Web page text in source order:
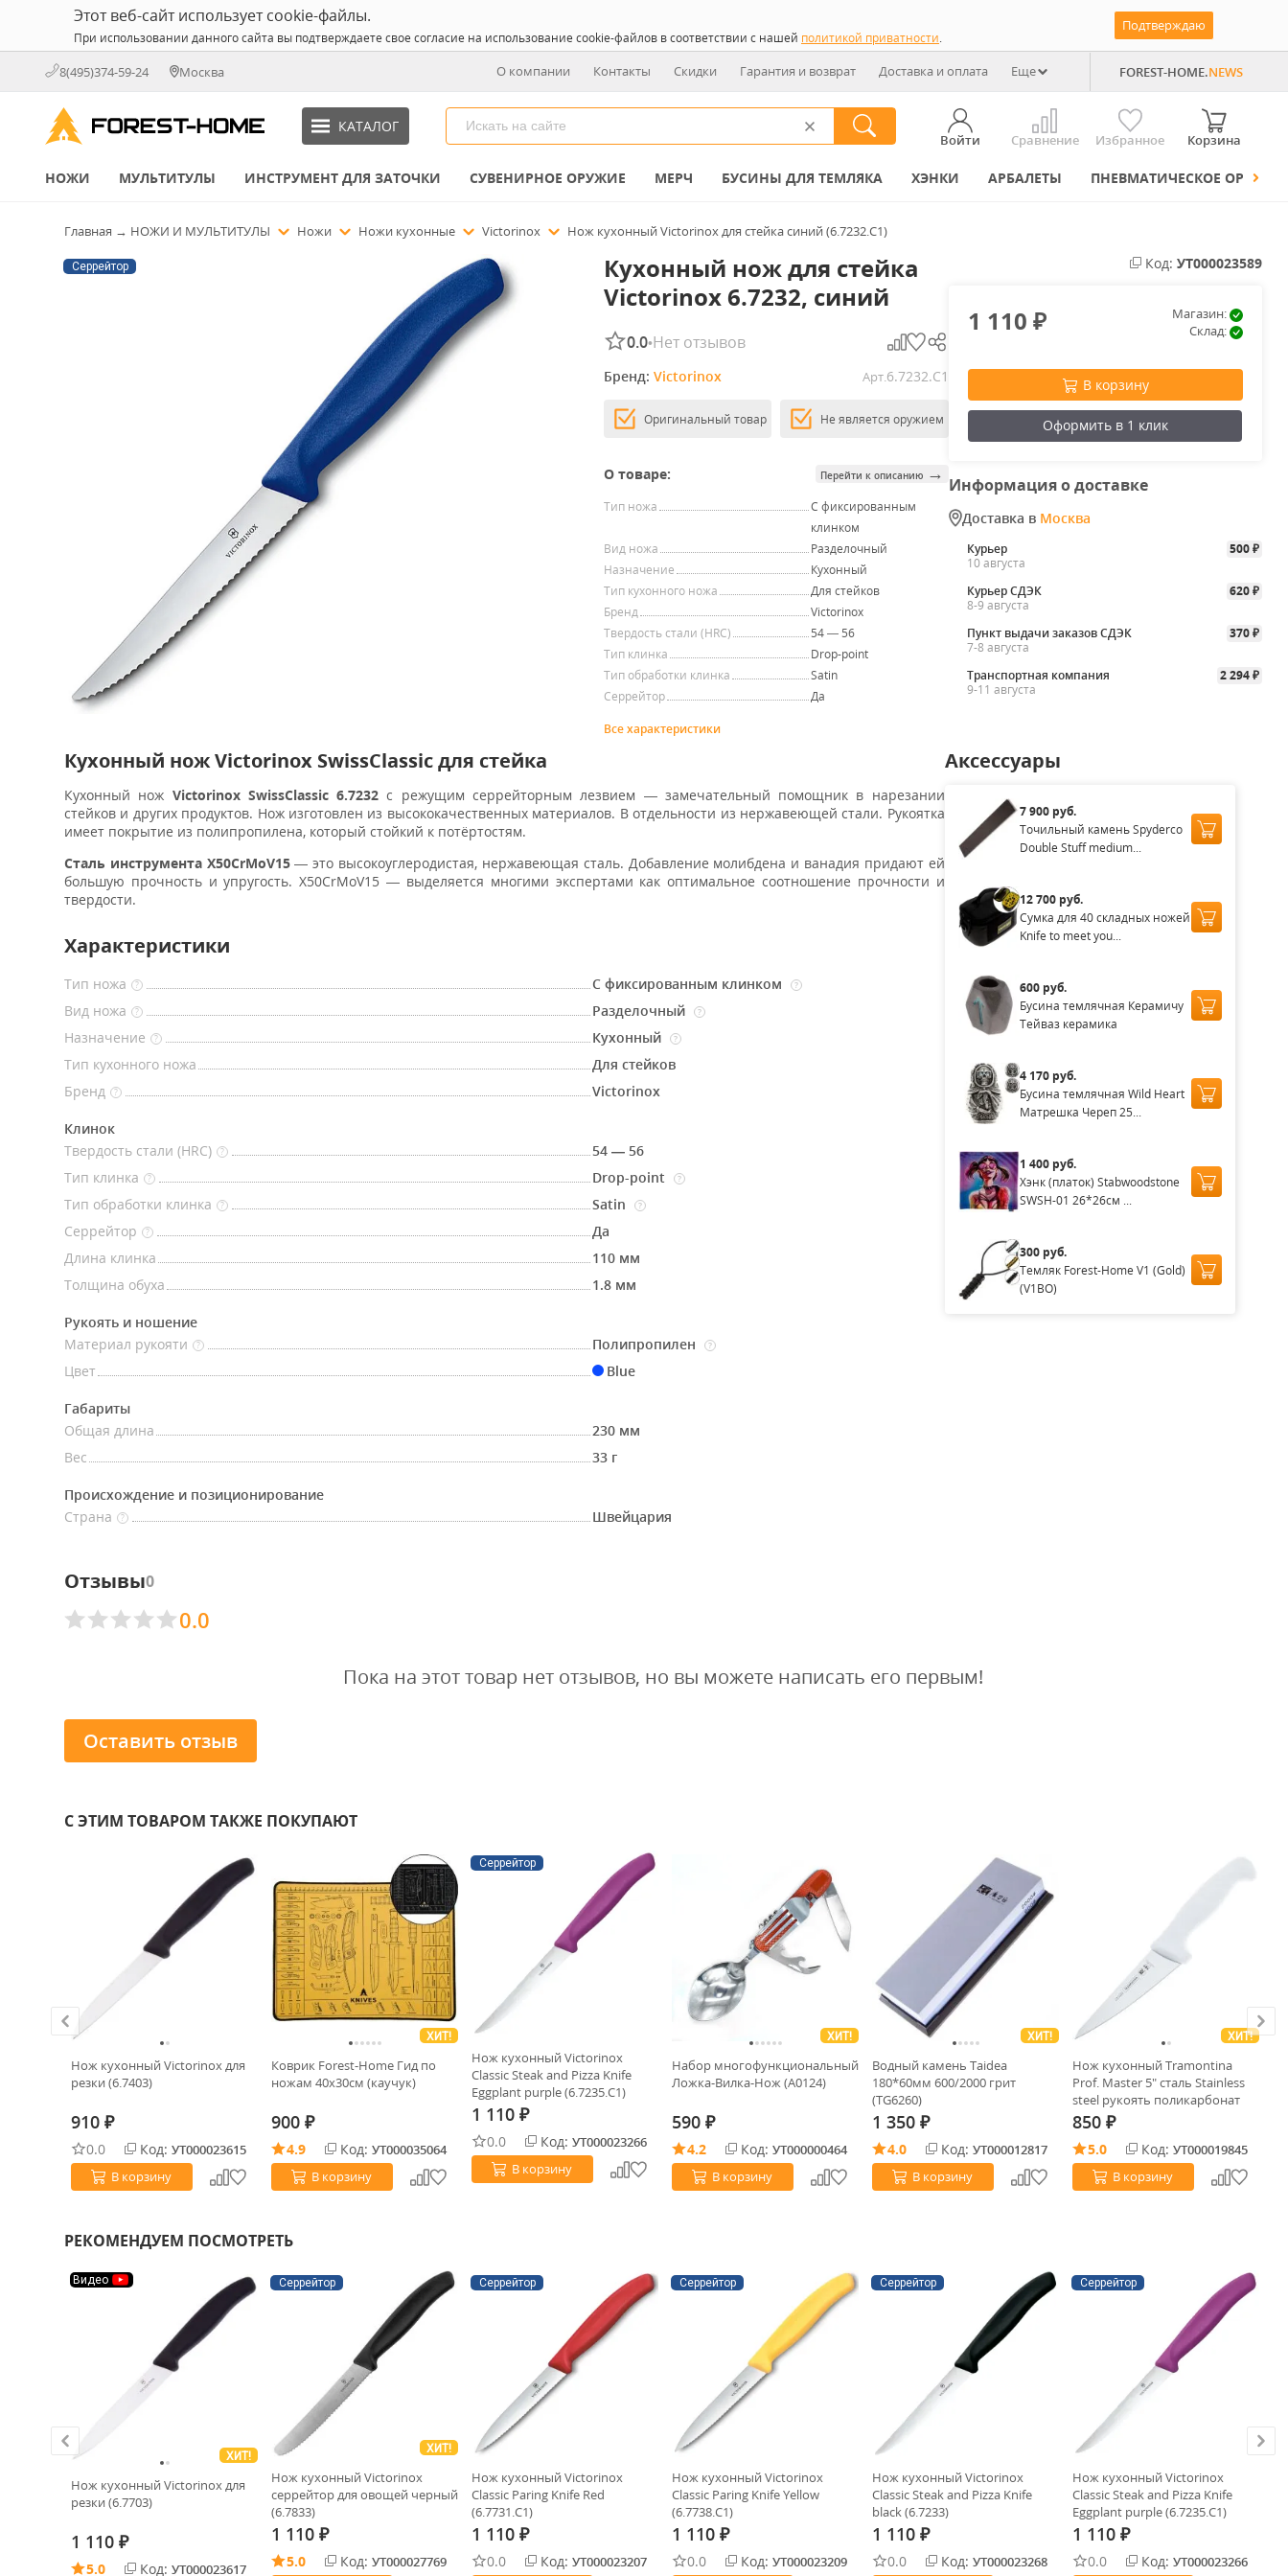
Этот веб-сайт использует cookie-файлы.
При использовании данного сайта вы подтверждаете свое согласие на использование cookie-файлов в соответствии с нашей политикой приватности.
Подтверждаю
8(495)374-59-24 Москва О компании Контакты Скидки Гарантия и возврат Доставка и оплата Еще FOREST-HOME.NEWS
КАТАЛОГ
Войти Сравнение Избранное Корзина
НОЖИ МУЛЬТИТУЛЫ ИНСТРУМЕНТ ДЛЯ ЗАТОЧКИ СУВЕНИРНОЕ ОРУЖИЕ МЕРЧ БУСИНЫ ДЛЯ ТЕМЛЯКА ХЭНКИ АРБАЛЕТЫ ПНЕВМАТИЧЕСКОЕ ОРУЖИЕ
Главная → НОЖИ И МУЛЬТИТУЛЫ Ножи Ножи кухонные Victorinox Нож кухонный Victorinox для стейка синий (6.7232.C1)
Серрейтор
Кухонный нож для стейка
Victorinox 6.7232, синий
0.0•Нет отзывов
Бренд: Victorinox Арт.6.7232.C1
Оригинальный товар Не является оружием
О товаре: Перейти к описанию →
Тип ножа
С фиксированным
клинком
Вид ножа
Разделочный
Назначение
Кухонный
Тип кухонного ножа
Для стейков
Бренд
Victorinox
Твердость стали (HRC)
54 — 56
Тип клинка
Drop-point
Тип обработки клинка
Satin
Серрейтор
Да
Все характеристики
Код: УТ000023589
1 110₽
Магазин:
Склад:
В корзину
Оформить в 1 клик
Информация о доставке
Доставка в Москва
Курьер 500 ₽
10 августа
Курьер СДЭК
620 ₽
8-9 августа
Пункт выдачи заказов СДЭК
370 ₽
7-8 августа
Транспортная компания
2 294 ₽
9-11 августа
Кухонный нож Victorinox SwissClassic для стейка
Кухонный нож Victorinox SwissClassic 6.7232 с режущим серрейторным лезвием — замечательный помощник в нарезании
стейков и других продуктов. Нож изготовлен из высококачественных материалов. В отдельности из нержавеющей стали. Рукоятка
имеет покрытие из полипропилена, который стойкий к потёртостям.
Сталь инструмента X50CrMoV15— это высокоуглеродистая, нержавеющая сталь. Добавление молибдена и ванадия придают ей
большую прочность и упругость. X50CrMoV15 — выделяется многими экспертами как оптимальное соотношение прочности и
твердости.
Характеристики
Тип ножа ? С фиксированным клинком ?
Вид ножа ? Разделочный ?
Назначение ? Кухонный ?
Тип кухонного ножа
Для стейков
Бренд
? Victorinox
Клинок
Твердость стали (HRC)
?
54 — 56
Тип клинка
? Drop-point ?
Тип обработки клинка ? Satin ?
Серрейтор ?
Да
Длина клинка
110 мм
Толщина обуха
1.8 мм
Рукоять и ношение
Материал рукояти
? Полипропилен ?
Цвет Blue
Габариты
Общая длина
230 мм
Вес
33 г
Происхождение и позиционирование
Страна
? Швейцария
Аксессуары
7 900 руб.
Точильный камень Spyderco
Double Stuff medium...
12 700 руб.
Сумка для 40 складных ножей
Knife to meet you...
600 руб.
Бусина темлячная Керамичу
Тейваз керамика
4 170 руб.
Бусина темлячная Wild Heart
Матрешка Череп 25...
1 400 руб.
Хэнк (платок) Stabwoodstone
SWSH-01 26*26см ...
300 руб.
Темляк Forest-Home V1 (Gold)
(V1BO)
Отзывы0
0.0
Пока на этот товар нет отзывов, но вы можете написать его первым!
Оставить отзыв
С ЭТИМ ТОВАРОМ ТАКЖЕ ПОКУПАЮТ
Нож кухонный Victorinox для
резки (6.7403)
910 ₽
0.0 Код: УТ000023615
В корзину
ХИТ!
Коврик Forest-Home Гид по
ножам 40х30см (каучук)
900 ₽
4.9 Код: УТ000035064
В корзину
Серрейтор
Нож кухонный Victorinox
Classic Steak and Pizza Knife
Eggplant purple (6.7235.C1)
1 110 ₽
0.0 Код: УТ000023266
В корзину
ХИТ!
Набор многофункциональный
Ложка-Вилка-Нож (А0124)
590 ₽
4.2 Код: УТ000000464
В корзину
ХИТ!
Водный камень Taidea
180*60мм 600/2000 грит
(TG6260)
1 350 ₽
4.0 Код: УТ000012817
В корзину
ХИТ!
Нож кухонный Tramontina
Prof. Master 5" сталь Stainless
steel рукоять поликарбонат
(24601/085)
850 ₽
5.0 Код: УТ000019845
В корзину
РЕКОМЕНДУЕМ ПОСМОТРЕТЬ
Видео
ХИТ!
Нож кухонный Victorinox для
резки (6.7703)
1 110 ₽
5.0 Код: УТ000023617
Серрейтор
ХИТ!
Нож кухонный Victorinox
серрейтор для овощей черный
(6.7833)
1 110 ₽
5.0 Код: УТ000027769
Серрейтор
Нож кухонный Victorinox
Classic Paring Knife Red
(6.7731.C1)
1 110 ₽
0.0 Код: УТ000023207
Серрейтор
Нож кухонный Victorinox
Classic Paring Knife Yellow
(6.7738.C1)
1 110 ₽
0.0 Код: УТ000023209
Серрейтор
Нож кухонный Victorinox
Classic Steak and Pizza Knife
black (6.7233)
1 110 ₽
0.0 Код: УТ000023268
Серрейтор
Нож кухонный Victorinox
Classic Steak and Pizza Knife
Eggplant purple (6.7235.C1)
1 110 ₽
0.0 Код: УТ000023266